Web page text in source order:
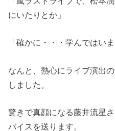
にいたりとか」
「確かに・・・学んではいま
なんと、熱心にライブ演出
しました。
驚きで真顔になる藤井流星
バイスを送ります。